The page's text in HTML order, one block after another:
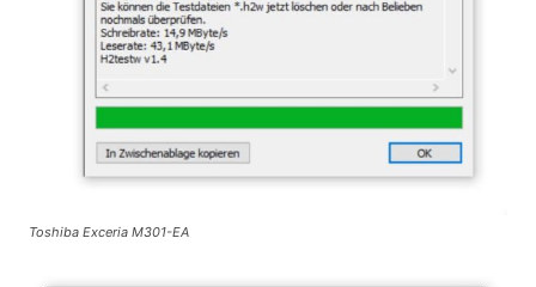
Toshiba Exceria M301-EA